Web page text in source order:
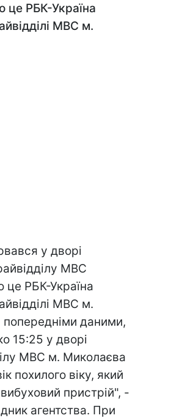
це РБК-Україна
МВС м.
у дворі
МВС
РБК-Україна
МВС м.
даними,
15:25 у дворі
МВС м. Миколаєва
похилого віку, який
пристрій", -
агентства. При